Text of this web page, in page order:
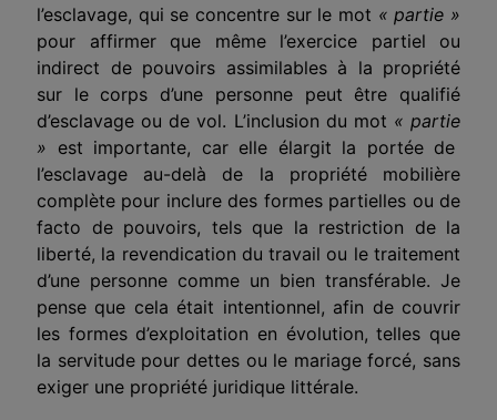
l’esclavage, qui se concentre sur le mot «partie »
pour affirmer que même l’exercice partiel ou
indirect de pouvoirs assimilables à la propriété
sur le corps d’une personne peut être qualifié
d’esclavage ou de vol. L’inclusion du mot « partie
» est importante, car elle élargit la portée de
l’esclavage au-delà de la propriété mobilière
complète pour inclure des formes partielles ou de
facto de pouvoirs, tels que la restriction de la
liberté, la revendication du travail ou le traitement
d’une personne comme un bien transférable. Je
pense que cela était intentionnel, afin de couvrir
les formes d’exploitation en évolution, telles que
la servitude pour dettes ou le mariage forcé, sans
exiger une propriété juridique littérale.